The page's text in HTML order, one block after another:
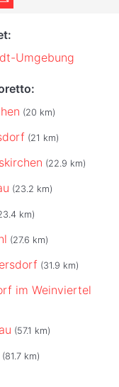
Umgebung
(20 km)
(21 km)
(22.9 km)
(23.2 km)
km)
(27.6 km)
(31.9 km)
im Weinviertel
(57.1 km)
(81.7 km)